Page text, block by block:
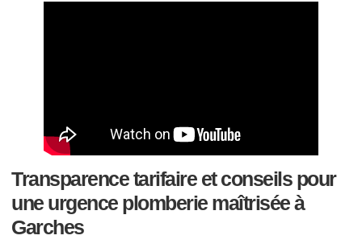
Transparence tarifaire et conseils pour
une urgence plomberie maîtrisée à
Garches